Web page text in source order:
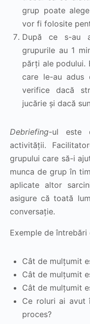
grup poate
vor fi folosite
După ce s-au
grupurile au 1
părți ale podului.
care le-au adus
verifice dacă
jucărie și dacă
Debriefing-ul este
activității.
grupului care să-i
munca de grup în
aplicate altor
asigure că toată
conversație.
Exemple de întrebări
Cât de mulțumit
Cât de mulțumit
Cât de mulțumit
Ce roluri ai avut
proces?